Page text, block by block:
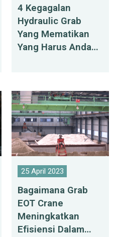
4 Kegagalan
Hydraulic Grab
Yang Mematikan
Yang Harus Anda
25 April 2023
Bagaimana Grab
EOT Crane
Meningkatkan
Efisiensi Dalam